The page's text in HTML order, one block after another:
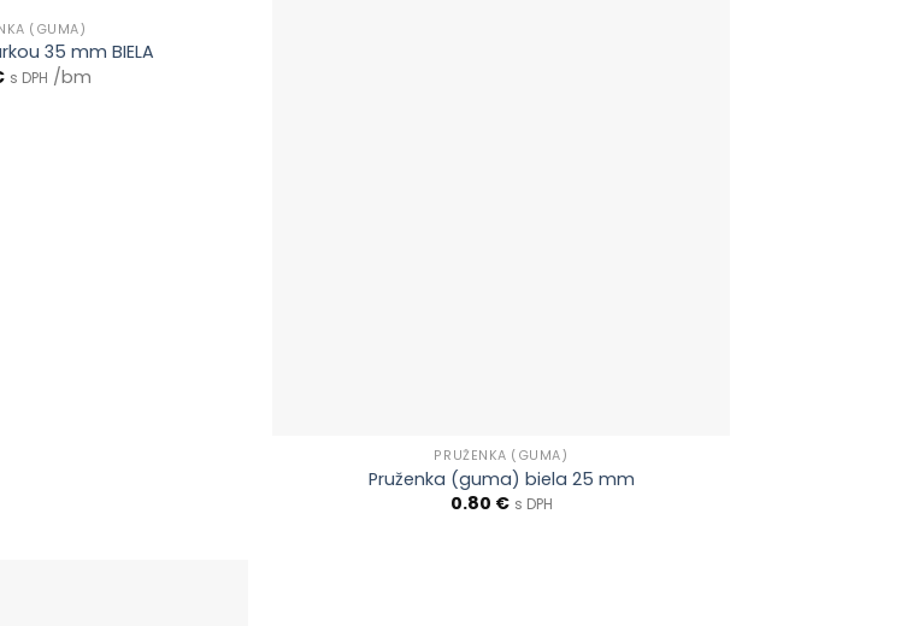
(GUMA)
35 mm BIELA
s DPH /bm
PRUŽENKA (GUMA)
Pruženka (guma) biela 25 mm
0.80 € s DPH